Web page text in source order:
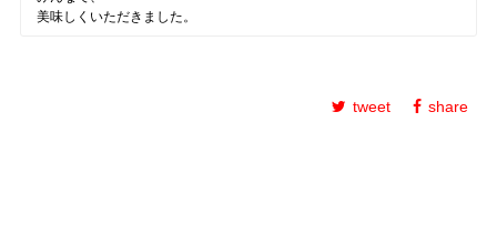
美味しくいただきました。
tweet share